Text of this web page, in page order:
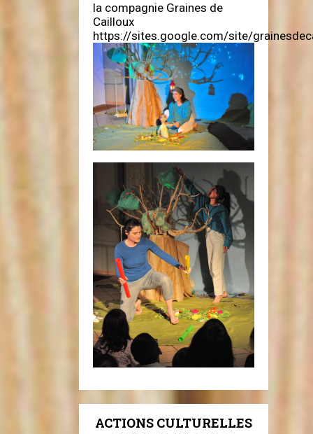
la compagnie Graines de
Cailloux
https://sites.google.com/site/
ACTIONS CULTURELLES